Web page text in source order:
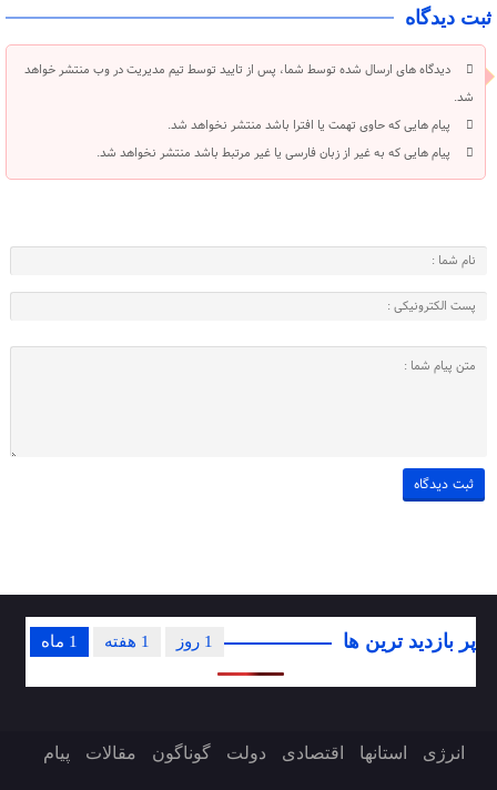
ثبت دیدگاه
دیدگاه های ارسال شده توسط شما، پس از تایید توسط تیم مدیریت در وب منتشر خواهد
شد.
پیام هایی که حاوی تهمت یا افترا باشد منتشر نخواهد شد.
پیام هایی که به غیر از زبان فارسی یا غیر مرتبط باشد منتشر نخواهد شد.
پر بازدید ترین ها 1 ماه 1 هفته 1 روز
انرژی استانها اقتصادی دولت گوناگون مقالات پیام